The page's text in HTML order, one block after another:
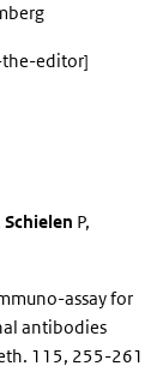
the-editor]
Schielen P,
assay for
antibodies
115, 255-261